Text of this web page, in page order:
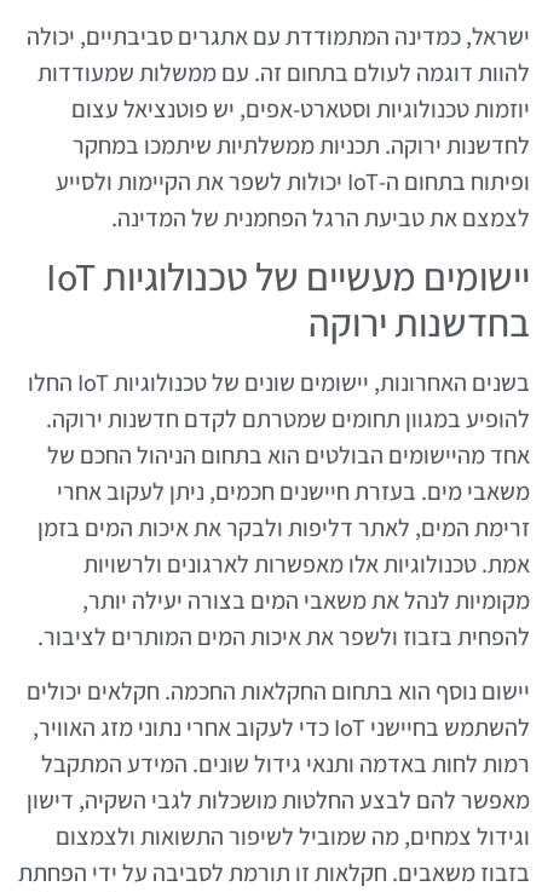
ישראל, כמדינה המתמודדת עם אתגרים סביבתיים, יכולה
להוות דוגמה לעולם בתחום זה. עם ממשלות שמעודדות
יוזמות טכנולוגיות וסטארט-אפים, יש פוטנציאל עצום
לחדשנות ירוקה. תכניות ממשלתיות שיתמכו במחקר
ופיתוח בתחום ה-IoT יכולות לשפר את הקיימות ולסייע
לצמצם את טביעת הרגל הפחמנית של המדינה.
יישומים מעשיים של טכנולוגיות IoT
בחדשנות ירוקה
בשנים האחרונות, יישומים שונים של טכנולוגיות IoT החלו
להופיע במגוון תחומים שמטרתם לקדם חדשנות ירוקה.
אחד מהיישומים הבולטים הוא בתחום הניהול החכם של
משאבי מים. בעזרת חיישנים חכמים, ניתן לעקוב אחרי
זרימת המים, לאתר דליפות ולבקר את איכות המים בזמן
אמת. טכנולוגיות אלו מאפשרות לארגונים ולרשויות
מקומיות לנהל את משאבי המים בצורה יעילה יותר,
להפחית בזבוז ולשפר את איכות המים המותרים לציבור.
יישום נוסף הוא בתחום החקלאות החכמה. חקלאים יכולים
להשתמש בחיישני IoT כדי לעקוב אחרי נתוני מזג האוויר,
רמות לחות באדמה ותנאי גידול שונים. המידע המתקבל
מאפשר להם לבצע החלטות מושכלות לגבי השקיה, דישון
וגידול צמחים, מה שמוביל לשיפור התשואות ולצמצום
בזבוז משאבים. חקלאות זו תורמת לסביבה על ידי הפחתת